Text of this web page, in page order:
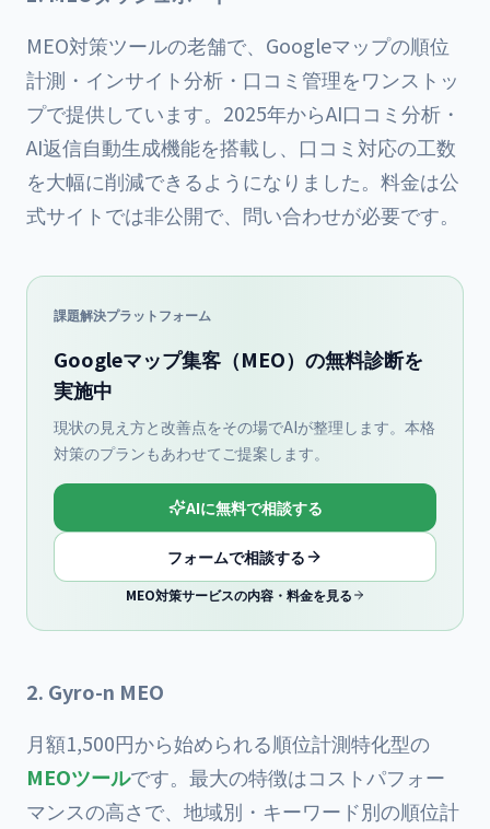
MEO対策ツールの老舗で、Googleマップの順位
計測・インサイト分析・口コミ管理をワンストッ
プで提供しています。2025年からAI口コミ分析・
AI返信自動生成機能を搭載し、口コミ対応の工数
を大幅に削減できるようになりました。料金は公
式サイトでは非公開で、問い合わせが必要です。
課題解決プラットフォーム
Googleマップ集客（MEO）の無料診断を
実施中
現状の見え方と改善点をその場でAIが整理します。本格
対策のプランもあわせてご提案します。
AIに無料で相談する
フォームで相談する
MEO対策サービスの内容・料金を見る
2. Gyro-n MEO
月額1,500円から始められる順位計測特化型の
MEOツールです。最大の特徴はコストパフォー
マンスの高さで、地域別・キーワード別の順位計